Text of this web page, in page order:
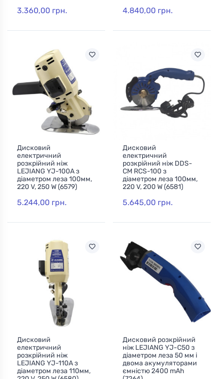
3.360,00 грн. 4.840,00 грн.
Дисковий
електричний
розкрійний ніж
LEJIANG YJ-100A з
діаметром леза 100мм,
220 V, 250 W (6579)
5.244,00 грн.
Дисковий
електричний
розкрійний ніж DDS-
CM RCS-100 з
діаметром леза 100мм,
220 V, 200 W (6581)
5.645,00 грн.
Дисковий
електричний
розкрійний ніж
LEJIANG YJ-110A з
діаметром леза 110мм,
Дисковий розкрійний
ніж LEJIANG YJ-С50 з
діаметром леза 50 мм і
двома акумуляторами
ємністю 2400 mAh